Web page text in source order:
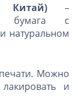
–
бумага с
натуральном
Можно
и